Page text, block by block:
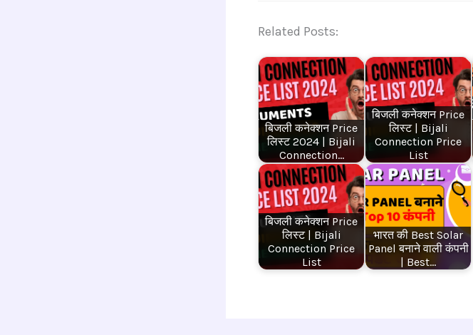
Related Posts:
बिजली कनेक्शन Price
लिस्ट 2024 | Bijali
Connection…
बिजली कनेक्शन Price
लिस्ट | Bijali
Connection Price
List
बिजली कनेक्शन Price
लिस्ट | Bijali
Connection Price
List
भारत की Best Solar
Panel बनाने वाली कंपनी
| Best…